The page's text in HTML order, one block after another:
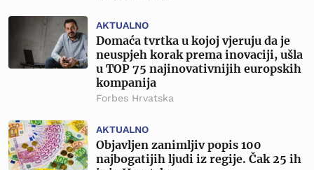
AKTUALNO
Domaća tvrtka u kojoj vjeruju da je
neuspjeh korak prema inovaciji, ušla
u TOP 75 najinovativnijih europskih
kompanija
Forbes Hrvatska
AKTUALNO
Objavljen zanimljiv popis 100
najbogatijih ljudi iz regije. Čak 25 ih